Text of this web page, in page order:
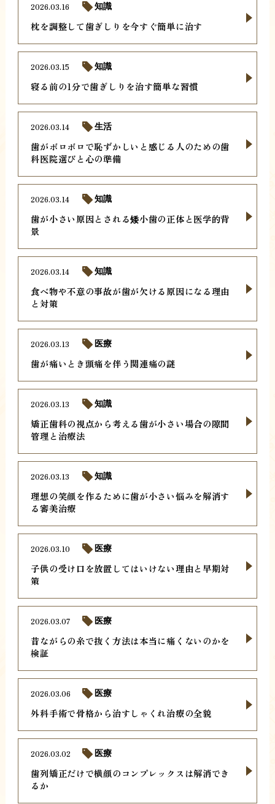
枕を調整して歯ぎしりを今すぐ簡単に治す
2026.03.16 知識
寝る前の1分で歯ぎしりを治す簡単な習慣
2026.03.15 知識
歯がボロボロで恥ずかしいと感じる人のための歯
科医院選びと心の準備
2026.03.14 生活
歯が小さい原因とされる矮小歯の正体と医学的背
景
2026.03.14 知識
食べ物や不意の事故が歯が欠ける原因になる理由
と対策
2026.03.14 知識
歯が痛いとき頭痛を伴う関連痛の謎
2026.03.13 医療
矯正歯科の視点から考える歯が小さい場合の隙間
管理と治療法
2026.03.13 知識
理想の笑顔を作るために歯が小さい悩みを解消す
る審美治療
2026.03.13 知識
子供の受け口を放置してはいけない理由と早期対
策
2026.03.10 医療
昔ながらの糸で抜く方法は本当に痛くないのかを
検証
2026.03.07 医療
外科手術で骨格から治すしゃくれ治療の全貌
2026.03.06 医療
歯列矯正だけで横顔のコンプレックスは解消でき
るか
2026.03.02 医療